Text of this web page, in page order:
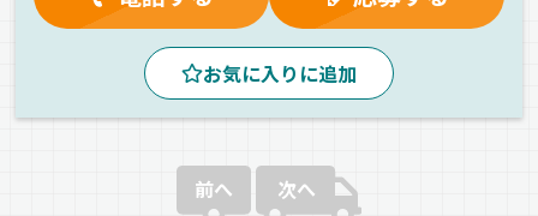
お気に入りに追加
前へ 次へ